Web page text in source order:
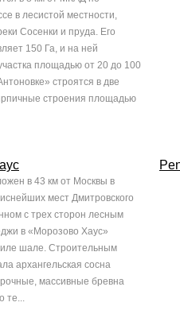
в лесистой местности,
Сосенки и пруда. Его
150 Га, и на ней
площадью от 20 до 100
строятся в две
строения площадью
в 43 км от Москвы в
мест Дмитровского
с трех сторон лесным
в «Морозово Хаус»
шале. Строительным
архангельская сосна
массивные бревна
те...